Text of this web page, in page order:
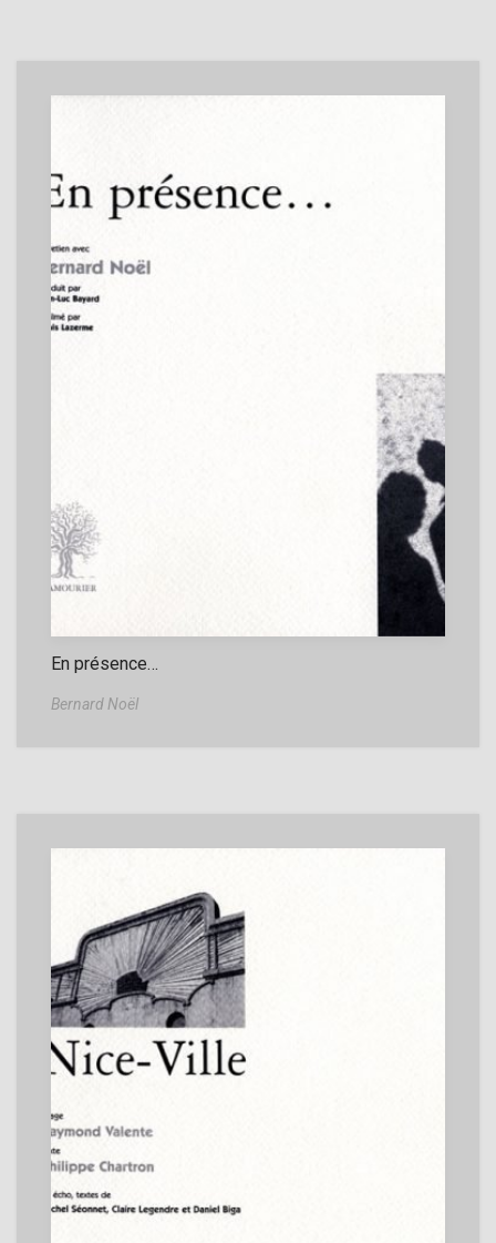
En présence…
Bernard Noël